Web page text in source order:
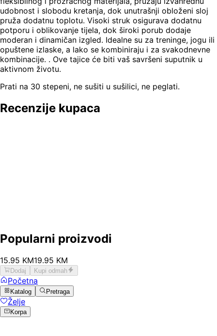
udobnost i slobodu kretanja, dok unutrašnji obloženi sloj
pruža dodatnu toplotu. Visoki struk osigurava dodatnu
potporu i oblikovanje tijela, dok široki porub dodaje
moderan i dinamičan izgled. Idealne su za treninge, jogu ili
opuštene izlaske, a lako se kombiniraju i za svakodnevne
kombinacije. . Ove tajice će biti vaš savršeni suputnik u
aktivnom životu.
Prati na 30 stepeni, ne sušiti u sušilici, ne peglati.
Recenzije kupaca
Popularni proizvodi
15.95 KM19.95 KM
Dodaj Kupi odmah
Početna
Katalog Pretraga
Želje
Korpa